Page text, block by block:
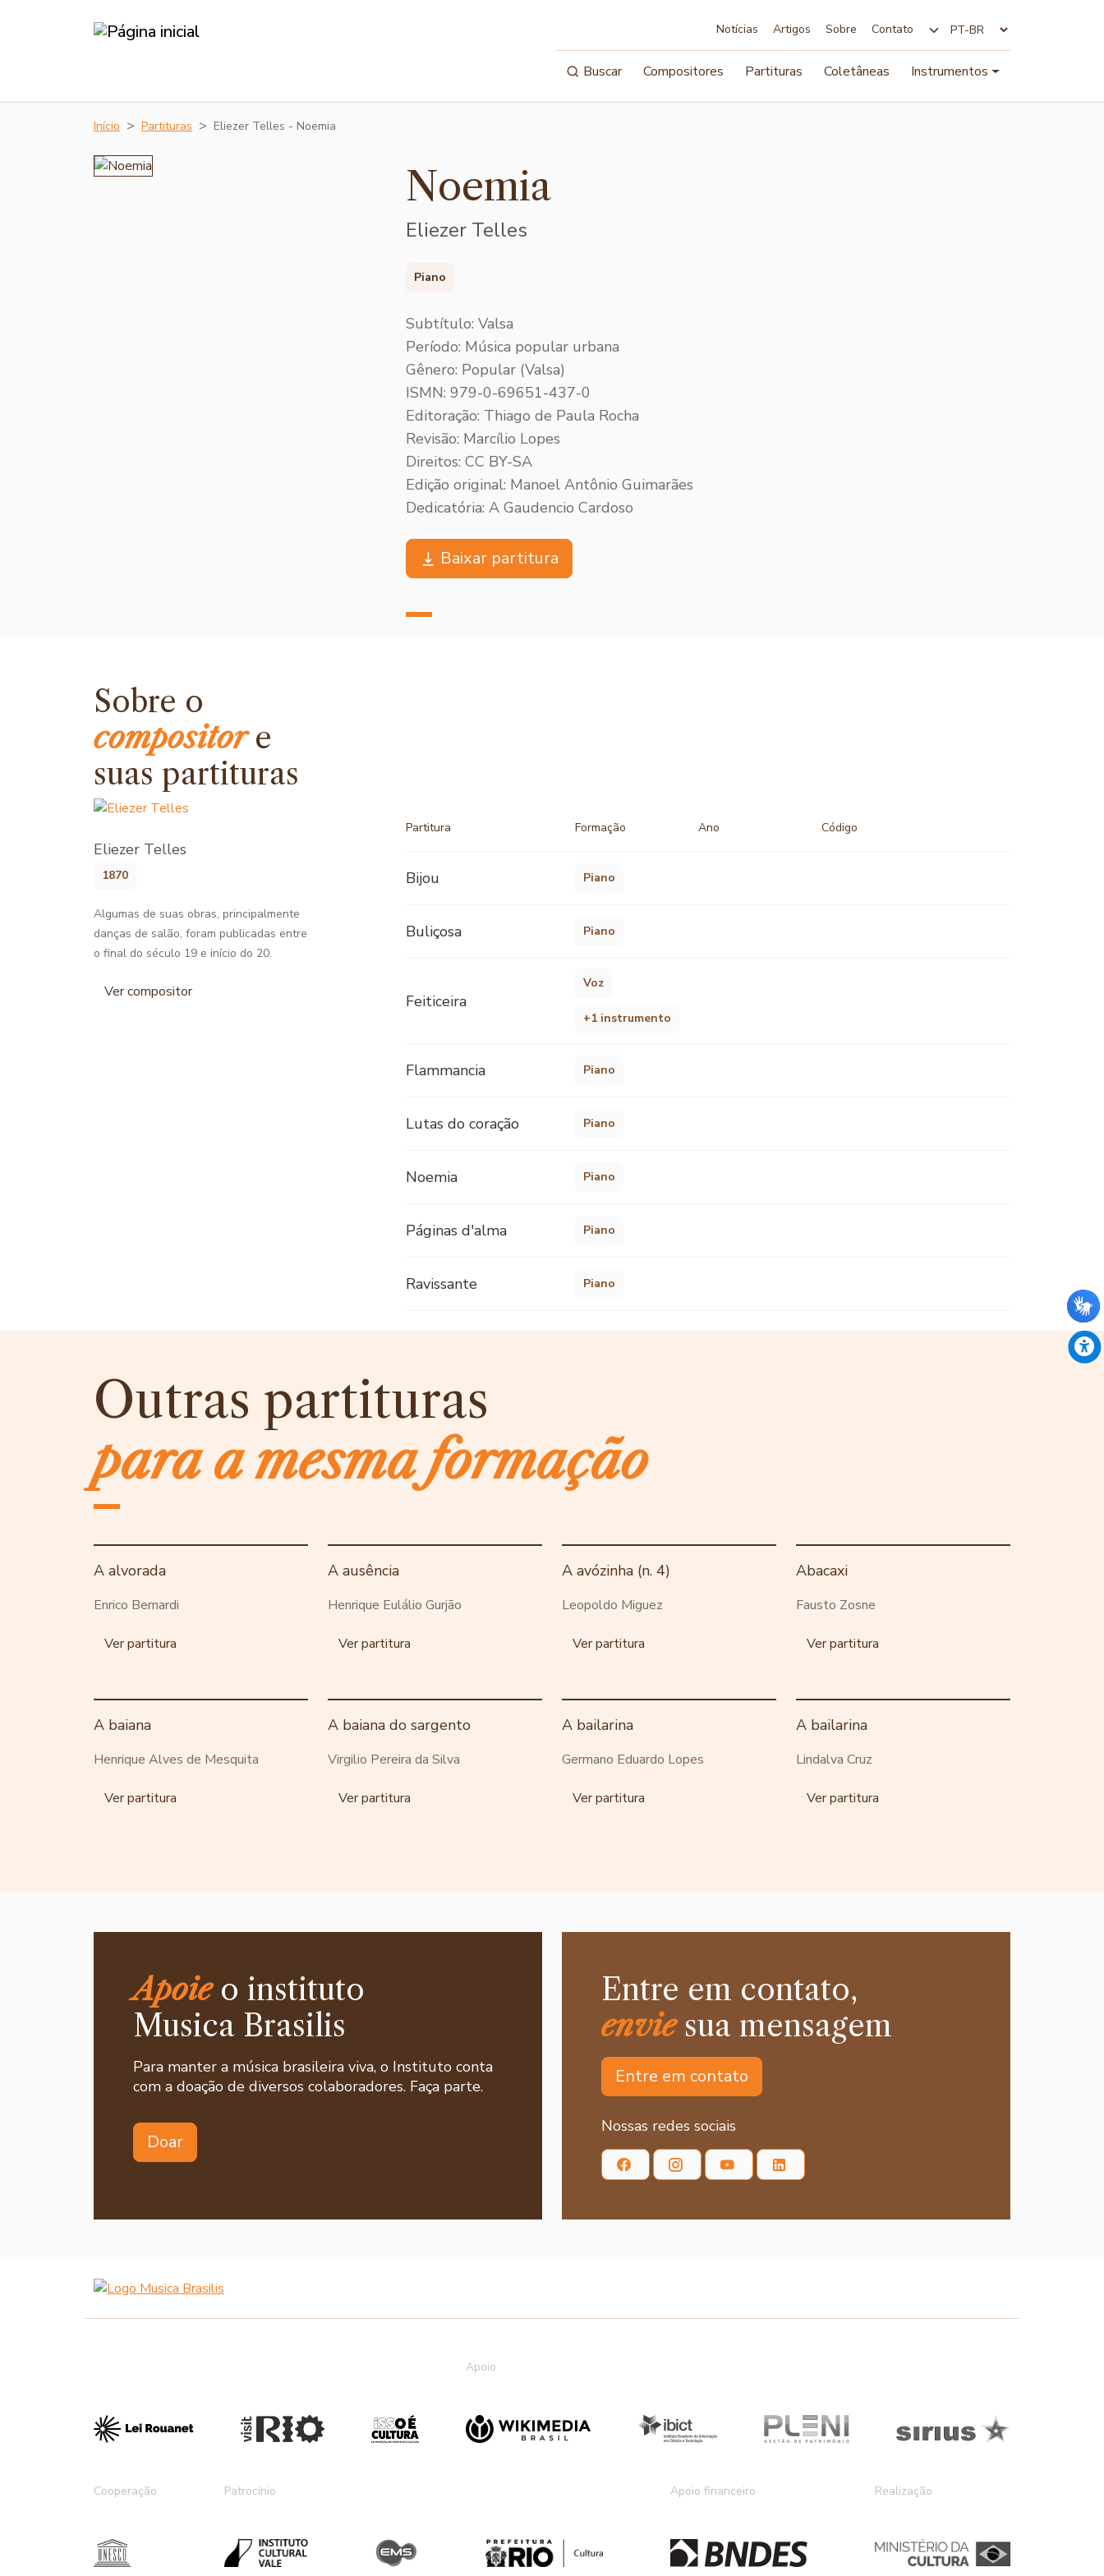
Notícias Artigos Sobre Contato
Buscar Compositores Partituras Coletâneas Instrumentos
Início Partituras Eliezer Telles - Noemia
Noemia
Eliezer Telles
Piano
Subtítulo: Valsa
Período: Música popular urbana
Gênero: Popular (Valsa)
ISMN: 979-0-69651-437-0
Editoração: Thiago de Paula Rocha
Revisão: Marcílio Lopes
Direitos: CC BY-SA
Edição original: Manoel Antônio Guimarães
Dedicatória: A Gaudencio Cardoso
Baixar partitura
Sobre o
compositore
suas partituras
Eliezer Telles
1870
Algumas de suas obras, principalmente
danças de salão, foram publicadas entre
o final do século 19 e início do 20.
Ver compositor
Partitura Formação Ano Código
Bijou Piano
Buliçosa Piano
Feiticeira
Voz
+1 instrumento
Flammancia Piano
Lutas do coração Piano
Noemia Piano
Páginas d'alma Piano
Ravissante Piano
Outras partituras
para a mesma formação
A alvorada
Enrico Bernardi
Ver partitura
A ausência
Henrique Eulálio Gurjão
Ver partitura
A avózinha (n. 4)
Leopoldo Miguez
Ver partitura
Abacaxi
Fausto Zosne
Ver partitura
A baiana
Henrique Alves de Mesquita
Ver partitura
A baiana do sargento
Virgilio Pereira da Silva
Ver partitura
A bailarina
Germano Eduardo Lopes
Ver partitura
A bailarina
Lindalva Cruz
Ver partitura
Apoieo instituto
Musica Brasilis
Para manter a música brasileira viva, o Instituto conta
com a doação de diversos colaboradores. Faça parte.
Doar
Entre em contato,
enviesua mensagem
Entre em contato
Nossas redes sociais
Apoio
Cooperação Patrocínio Apoio financeiro Realização